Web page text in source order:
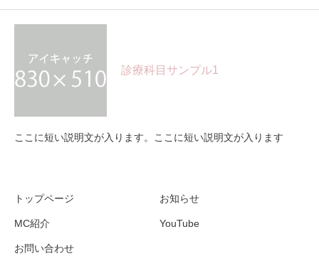
診療科目サンプル1
ここに短い説明文が入ります。ここに短い説明文が入ります
トップページ お知らせ
MC紹介 YouTube
お問い合わせ